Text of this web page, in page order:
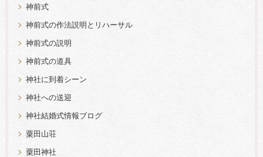
神前式
神前式の作法説明とリハーサル
神前式の説明
神前式の道具
神社に到着シーン
神社への送迎
神社結婚式情報ブログ
粟田山荘
粟田神社